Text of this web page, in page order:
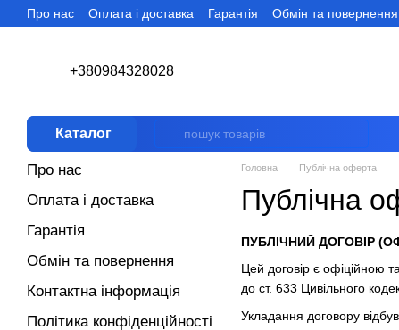
Перейти до основного контенту
Про нас Оплата і доставка Гарантія Обмін та повернення
+380984328028
Каталог
Головна Публічна оферта
Публічна
ПУБЛІЧНИЙ ДОГОВІР
Цей договір є офіційною
до ст. 633 Цивільного
Укладання договору
Про нас
Оплата і доставка
Гарантія
Обмін та повернення
Контактна інформація
Політика конфіденційності